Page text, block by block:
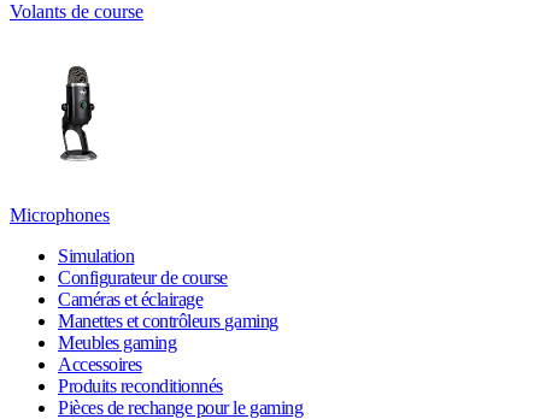
Volants de course
Microphones
Simulation
Configurateur de course
Caméras et éclairage
Manettes et contrôleurs gaming
Meubles gaming
Accessoires
Produits reconditionnés
Pièces de rechange pour le gaming